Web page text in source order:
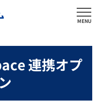
MENU
連携オプ